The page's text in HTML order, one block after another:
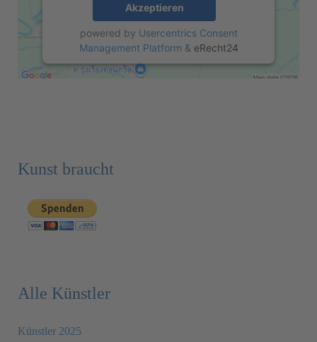
Akzeptieren
powered by Usercentrics Consent
Management Platform & eRecht24
Kunst braucht
Alle Künstler
Künstler 2025